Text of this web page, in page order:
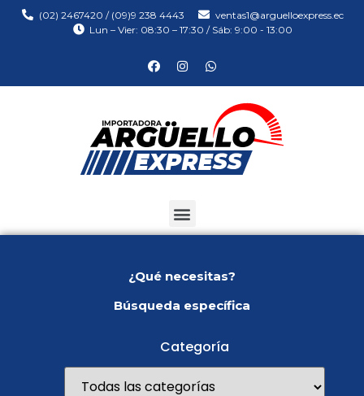
(02) 2467420 / (09)9 238 4443
ventas1@arguelloexpress.ec
Lun – Vier: 08:30 – 17:30 / Sáb: 9:00 - 13:00
¿Qué necesitas?
Búsqueda específica
Categoría